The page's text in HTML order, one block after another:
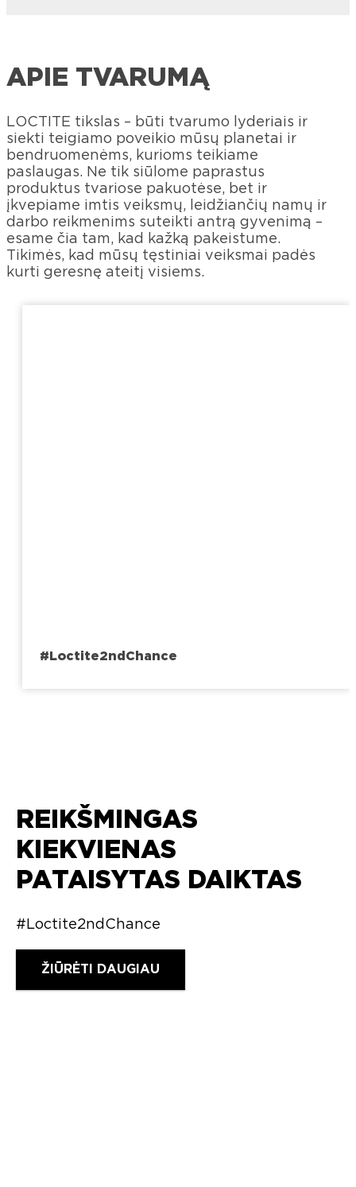
APIE TVARUMĄ
LOCTITE tikslas – būti tvarumo lyderiais ir
siekti teigiamo poveikio mūsų planetai ir
bendruomenėms, kurioms teikiame
paslaugas. Ne tik siūlome paprastus
produktus tvariose pakuotėse, bet ir
įkvepiame imtis veiksmų, leidžiančių namų ir
darbo reikmenims suteikti antrą gyvenimą –
esame čia tam, kad kažką pakeistume.
Tikimės, kad mūsų tęstiniai veiksmai padės
kurti geresnę ateitį visiems.
#Loctite2ndChance
REIKŠMINGAS
KIEKVIENAS
PATAISYTAS DAIKTAS
#Loctite2ndChance
ŽIŪRĖTI DAUGIAU